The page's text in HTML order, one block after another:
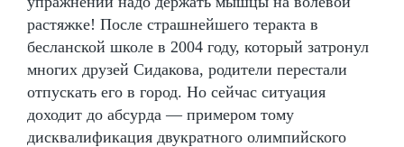
растяжке! После страшнейшего теракта в
бесланской школе в 2004 году, который затронул
многих друзей Сидакова, родители перестали
отпускать его в город. Но сейчас ситуация
доходит до абсурда — примером тому
дисквалификация двукратного олимпийского